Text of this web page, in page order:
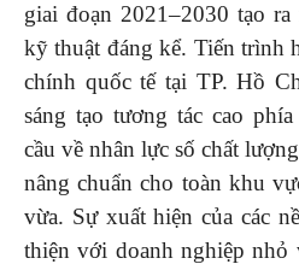
giai đoạn 2021–2030 tạo
kỹ thuật đáng kể. Tiến trình
chính quốc tế tại TP. Hồ
sáng tạo tương tác cao
cầu về nhân lực số chất
nâng chuẩn cho toàn khu
vừa. Sự xuất hiện của các
thiện với doanh nghiệp nhỏ